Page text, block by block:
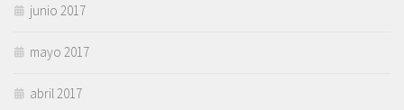
junio 2017
mayo 2017
abril 2017